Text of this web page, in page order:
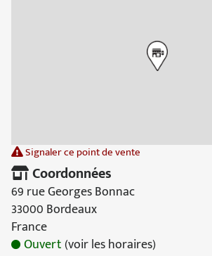
Signaler ce point de vente
Coordonnées
69 rue Georges Bonnac
33000 Bordeaux
France
Ouvert(voir les horaires)